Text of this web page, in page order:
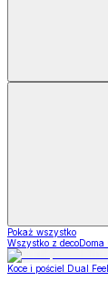
Pokaż wszystko
Wszystko z
Koce i pościel Dual